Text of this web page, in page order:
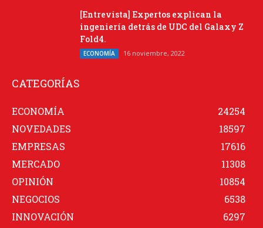
[Entrevista] Expertos explican la
ingeniería detrás de UDC del Galaxy Z
Fold4.
ECONOMÍA 16 noviembre, 2022
CATEGORÍAS
ECONOMÍA
24254
NOVEDADES
18597
EMPRESAS
17616
MERCADO
11308
OPINIÓN
10854
NEGOCIOS
6538
INNOVACIÓN
6297